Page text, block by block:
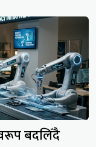
बदलिँदै